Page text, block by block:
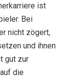
ist
Bei
nicht zögert,
und ihnen
gut zur
die